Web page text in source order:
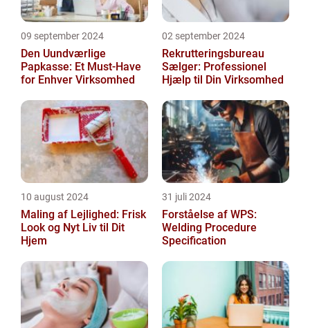
09 september 2024
Den Uundværlige
Papkasse: Et Must-Have
for Enhver Virksomhed
02 september 2024
Rekrutteringsbureau
Sælger: Professionel
Hjælp til Din Virksomhed
10 august 2024
Maling af Lejlighed: Frisk
Look og Nyt Liv til Dit
Hjem
31 juli 2024
Forståelse af WPS:
Welding Procedure
Specification